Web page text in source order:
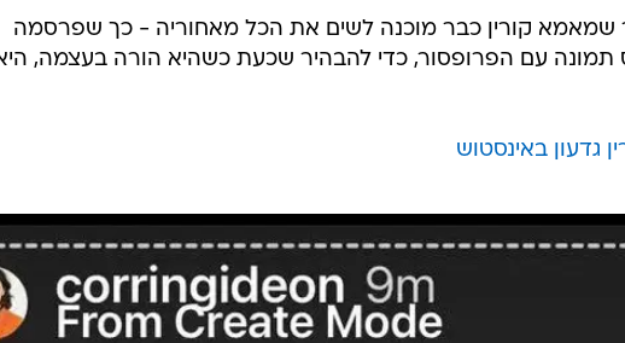
שמאמא קורין כבר מוכנה לשים את הכל מאחוריה - כך שפרסמה
תמונה עם הפרופסור, כדי להבהיר שכעת כשהיא הורה בעצמה,
גדעון באינסטוש